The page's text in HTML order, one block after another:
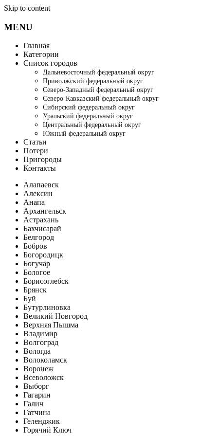
Skip to content
MENU
Главная
Категории
Список городов
Дальневосточный федеральный округ
Приволжский федеральный округ
Северо-Западный федеральный округ
Северо-Кавказский федеральный округ
Сибирский федеральный округ
Уральский федеральный округ
Центральный федеральный округ
Южный федеральный округ
Статьи
Потери
Пригороды
Контакты
Алапаевск
Алексин
Анапа
Архангельск
Астрахань
Бахчисарай
Белгород
Бобров
Богородицк
Богучар
Бологое
Борисоглебск
Брянск
Буй
Бутурлиновка
Великий Новгород
Верхняя Пышма
Владимир
Волгоград
Вологда
Волоколамск
Воронеж
Всеволожск
Выборг
Гагарин
Галич
Гатчина
Геленджик
Горячий Ключ